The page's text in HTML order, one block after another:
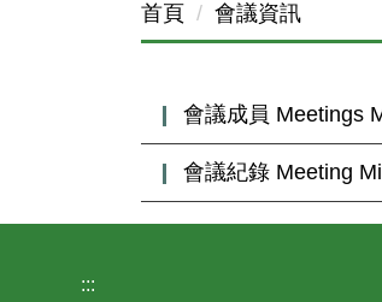
首頁 會議資訊
會議成員 Meetings
會議紀錄 Meeting
:::